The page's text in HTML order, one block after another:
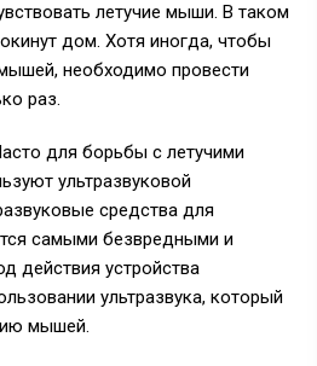
летучие мыши. В таком
дом. Хотя иногда, чтобы
необходимо провести
раз.
для борьбы с летучими
ультразвуковой
средства для
самыми безвредными и
действия устройства
ультразвука, который
мышей.